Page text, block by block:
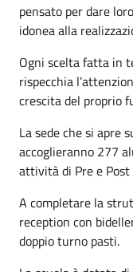
pensato per dare
idonea alla
Ogni scelta fatta in
rispecchia
crescita del proprio
La sede che si apre
accoglieranno 277
attività di Pre e Post
A completare la
reception con
doppio turno pasti.